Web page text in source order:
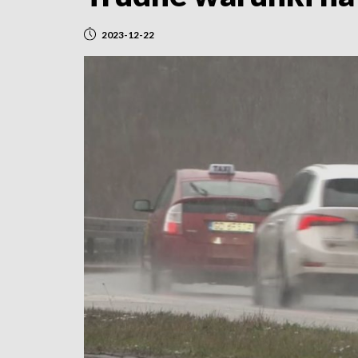
2023-12-22